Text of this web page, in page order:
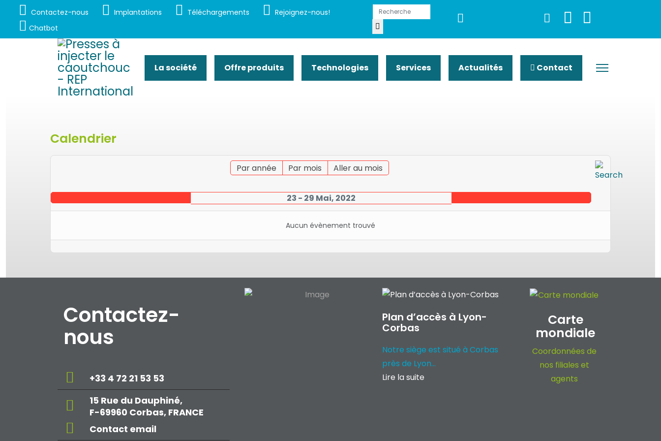
Contactez-nous Implantations Téléchargements
Rejoignez-nous!
Chatbot
La société Offre produits Technologies Services Actualités Contact
Calendrier
Par année Par mois Aller au mois
23 - 29 Mai, 2022
Aucun évènement trouvé
Contactez-
nous
+33 4 72 21 53 53
15 Rue du Dauphiné,
F-69960 Corbas, FRANCE
Contact email
Plan d’accès à Lyon-
Corbas
Notre siège est situé à Corbas
près de Lyon...
Lire la suite
Carte
mondiale
Coordonnées de
nos filiales et
agents